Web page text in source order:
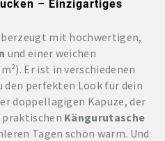
– Einzigartiges
mit hochwertigen,
und einer weichen
Er ist in verschiedenen
den perfekten Look für dein
doppellagigen Kapuze, der
praktischen Kängurutasche
Tagen schön warm. Und